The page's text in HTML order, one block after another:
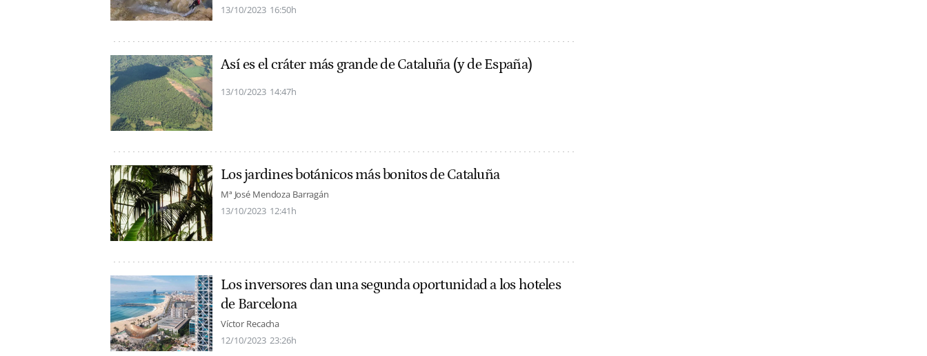
13/10/2023 16:50h
Así es el cráter más grande de Cataluña (y de España)
13/10/2023 14:47h
Los jardines botánicos más bonitos de Cataluña
Mª José Mendoza Barragán
13/10/2023 12:41h
Los inversores dan una segunda oportunidad a los hoteles
de Barcelona
Víctor Recacha
12/10/2023 23:26h